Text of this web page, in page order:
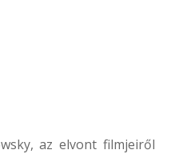
az elvont filmjeiről